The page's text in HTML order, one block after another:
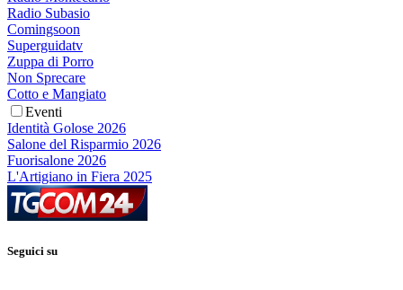
Radio Subasio
Comingsoon
Superguidatv
Zuppa di Porro
Non Sprecare
Cotto e Mangiato
Eventi
Identità Golose 2026
Salone del Risparmio 2026
Fuorisalone 2026
L'Artigiano in Fiera 2025
Seguici su